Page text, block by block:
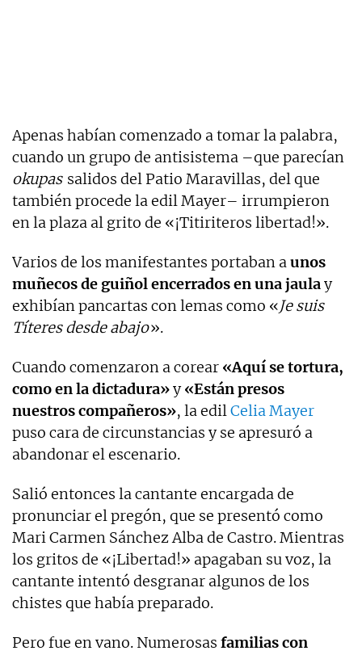
Apenas habían comenzado a tomar la palabra,
cuando un grupo de antisistema –que parecían
okupas salidos del Patio Maravillas, del que
también procede la edil Mayer– irrumpieron
en la plaza al grito de «¡Titiriteros libertad!».
Varios de los manifestantes portaban aunos
muñecos de guiñol encerrados en una jaulay
exhibían pancartas con lemas como «Je suis
Títeres desde abajo».
Cuando comenzaron a corear «Aquí se tortura,
como en la dictadura»y«Están presos
nuestros compañeros», la edilCelia Mayer
puso cara de circunstancias y se apresuró a
abandonar el escenario.
Salió entonces la cantante encargada de
pronunciar el pregón, que se presentó como
Mari Carmen Sánchez Alba de Castro. Mientras
los gritos de «¡Libertad!» apagaban su voz, la
cantante intentó desgranar algunos de los
chistes que había preparado.
Pero fue en vano. Numerosas familias con